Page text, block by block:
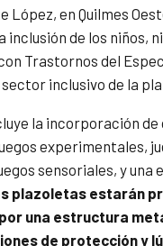
López, en Quilmes
inclusión de los niños,
Trastornos del
inclusivo de la
la incorporación
experimentales,
sensoriales, y una
plazoletas estarán
una estructura
de protección y